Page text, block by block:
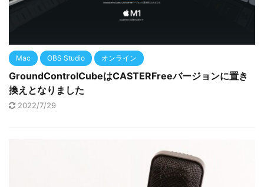
Mac OBS Studio オンライン
GroundControlCubeはCASTERFreeバージョンに置き
換えとなりました
2022/7/29